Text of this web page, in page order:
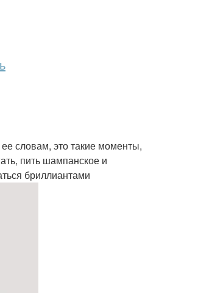
словам, это такие моменты,
пить шампанское и
бриллиантами